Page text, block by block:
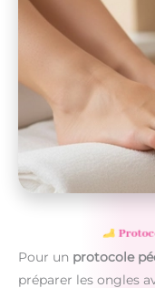
Pour un protocole
préparer les ongles